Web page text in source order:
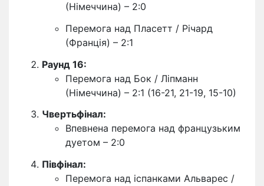
(Німеччина) – 2:0
Перемога над Пласетт / Річард
(Франція) – 2:1
Раунд 16:
Перемога над Бок / Ліпманн
(Німеччина) – 2:1 (16-21, 21-19, 15-10)
Чвертьфінал:
Впевнена перемога над французьким
дуетом – 2:0
Півфінал:
Перемога над іспанками Альварес /